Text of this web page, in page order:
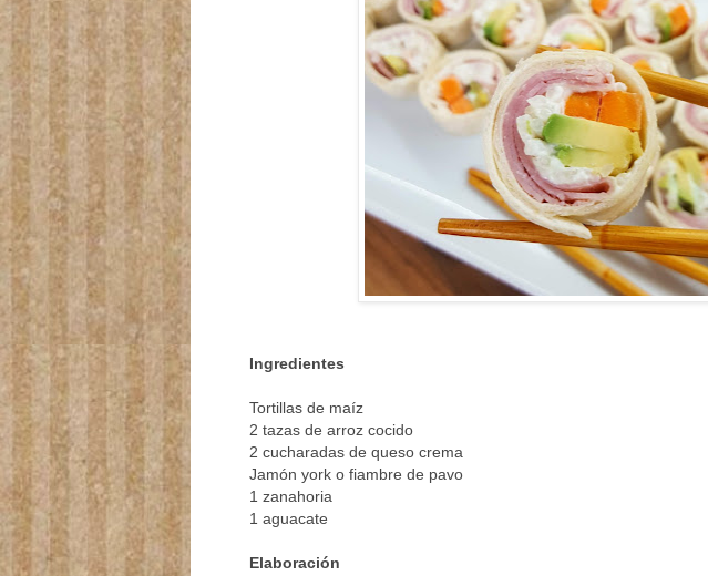
Ingredientes
Tortillas de maíz
2 tazas de arroz cocido
2 cucharadas de queso crema
Jamón york o fiambre de pavo
1 zanahoria
1 aguacate
Elaboración